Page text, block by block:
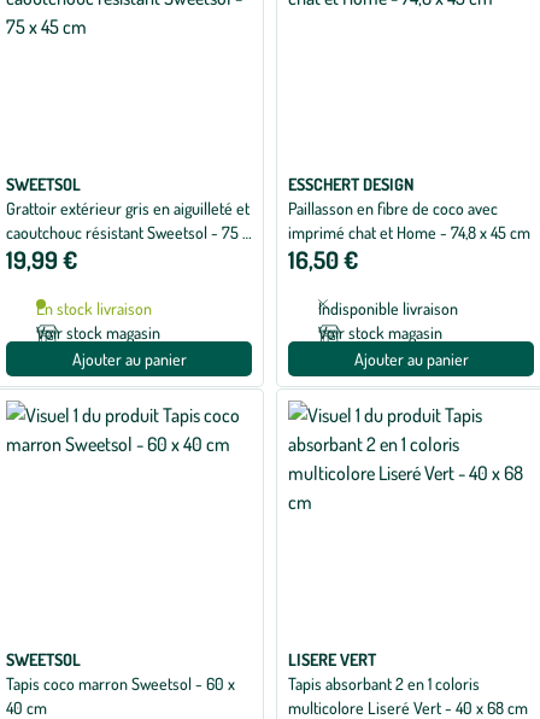
SWEETSOL
Grattoir extérieur gris en aiguilleté et
caoutchouc résistant Sweetsol - 75 x
45 cm
19,99 €
En stock livraison
Voir stock magasin
Ajouter au panier
ESSCHERT DESIGN
Paillasson en fibre de coco avec
imprimé chat et Home - 74,8 x 45 cm
16,50 €
Indisponible livraison
Voir stock magasin
Ajouter au panier
SWEETSOL
Tapis coco marron Sweetsol - 60 x
40 cm
LISERE VERT
Tapis absorbant 2 en 1 coloris
multicolore Liseré Vert - 40 x 68 cm